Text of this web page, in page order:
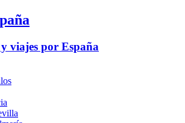
viajes por España